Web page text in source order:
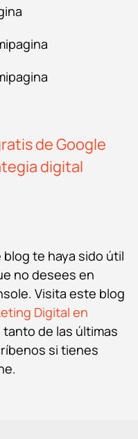
de Google
digital
te haya sido útil
no desees en
Visita este blog
Digital en
de las últimas
si tienes